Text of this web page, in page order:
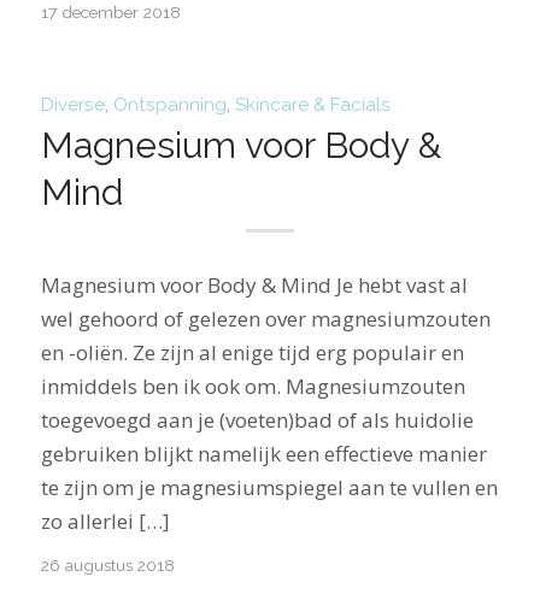
17 december 2018
Diverse, Ontspanning, Skincare & Facials
Magnesium voor Body &
Mind
Magnesium voor Body & Mind Je hebt vast al
wel gehoord of gelezen over magnesiumzouten
en -oliën. Ze zijn al enige tijd erg populair en
inmiddels ben ik ook om. Magnesiumzouten
toegevoegd aan je (voeten)bad of als huidolie
gebruiken blijkt namelijk een effectieve manier
te zijn om je magnesiumspiegel aan te vullen en
zo allerlei […]
26 augustus 2018